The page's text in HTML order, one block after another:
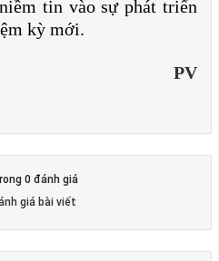
tin vào sự phát triển
kỳ mới.
PV
0 đánh giá
giá bài viết